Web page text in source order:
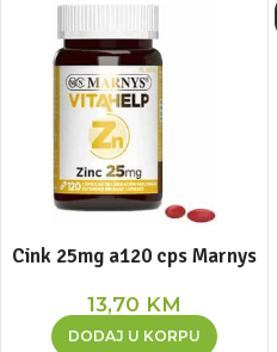
Cink 25mg a120 cps Marnys
13,70 KM
DODAJ U KORPU